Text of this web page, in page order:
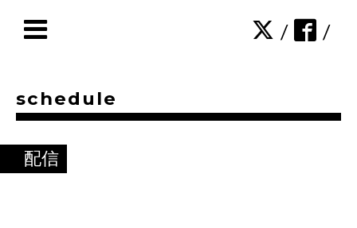
/ /
schedule
配信